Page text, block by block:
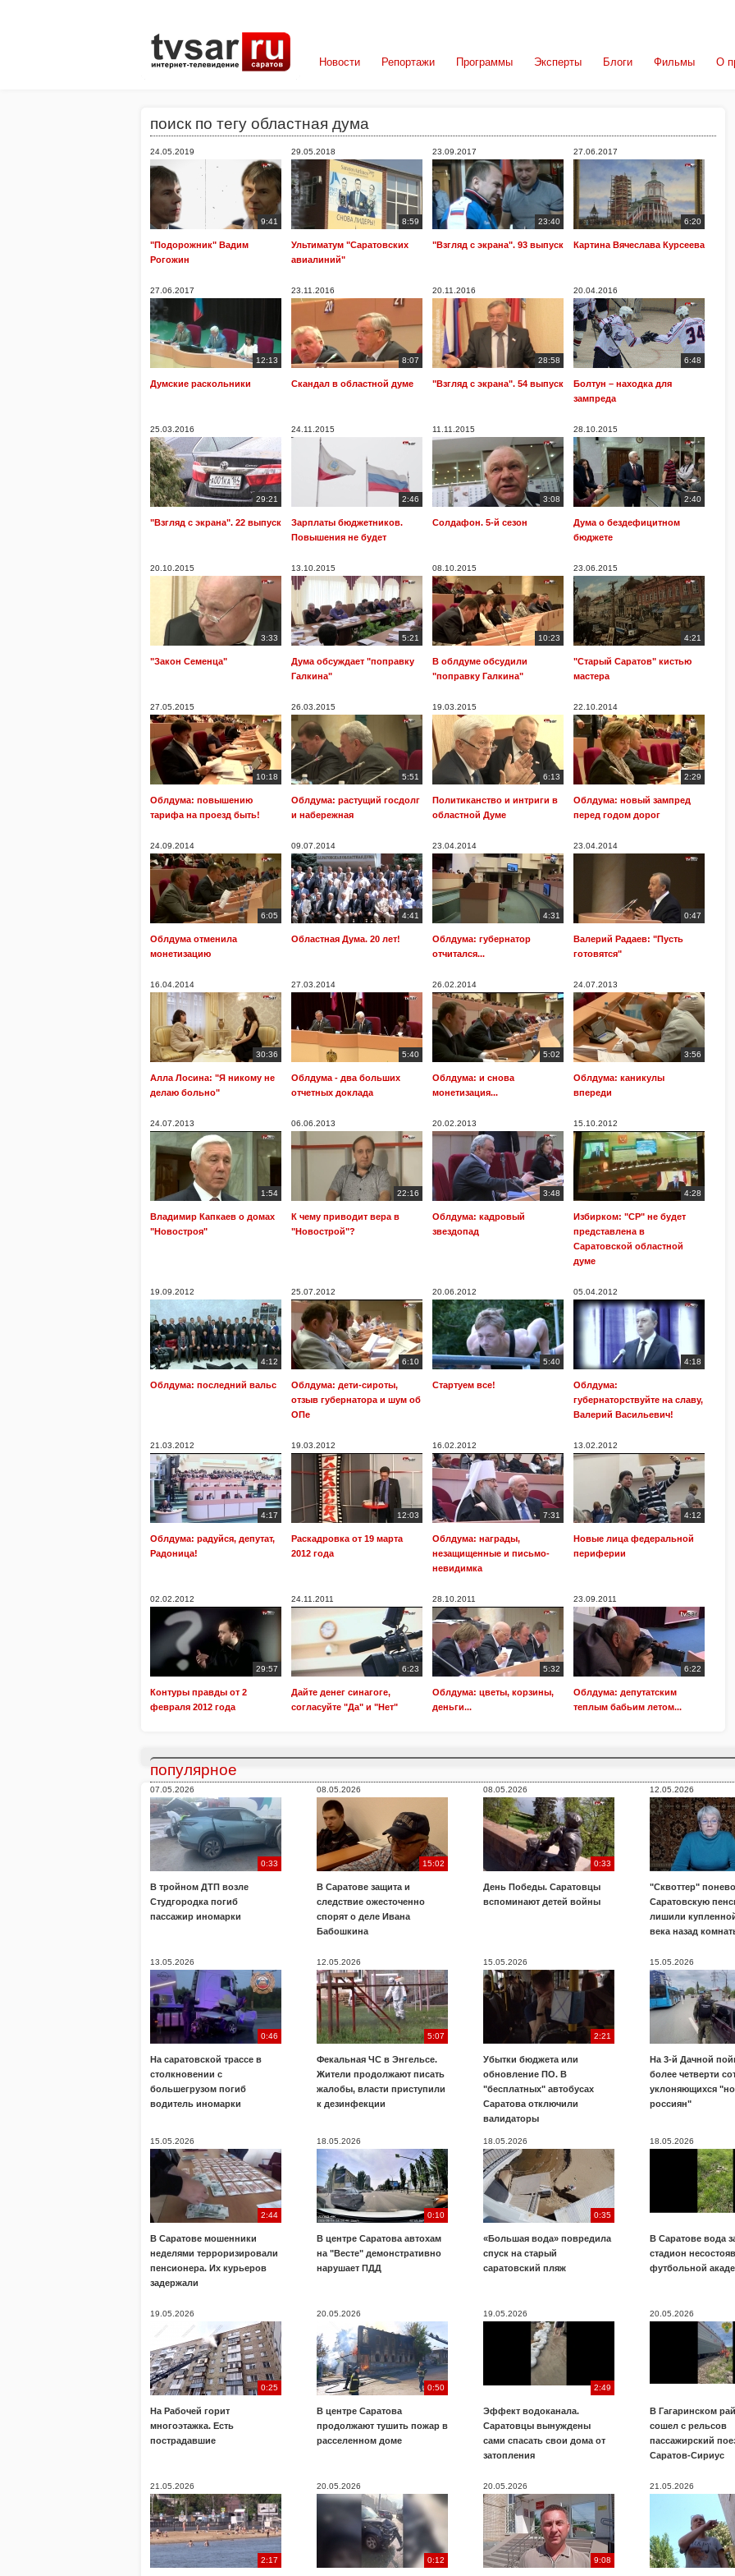
Новости Репортажи Программы Эксперты Блоги Фильмы О
поиск по тегу областная дума
24.05.2019
9:41
"Подорожник" Вадим
Рогожин
29.05.2018
8:59
Ультиматум "Саратовских
авиалиний"
23.09.2017
23:40
"Взгляд с экрана". 93 выпуск
27.06.2017
6:20
Картина Вячеслава Курсеева
27.06.2017
12:13
Думские раскольники
23.11.2016
8:07
Скандал в областной думе
20.11.2016
28:58
"Взгляд с экрана". 54 выпуск
20.04.2016
6:48
Болтун – находка для
зампреда
25.03.2016
29:21
"Взгляд с экрана". 22 выпуск
24.11.2015
2:46
Зарплаты бюджетников.
Повышения не будет
11.11.2015
3:08
Солдафон. 5-й сезон
28.10.2015
2:40
Дума о бездефицитном
бюджете
20.10.2015
3:33
"Закон Семенца"
13.10.2015
5:21
Дума обсуждает "поправку
Галкина"
08.10.2015
10:23
В облдуме обсудили
"поправку Галкина"
23.06.2015
4:21
"Старый Саратов" кистью
мастера
27.05.2015
10:18
Облдума: повышению
тарифа на проезд быть!
26.03.2015
5:51
Облдума: растущий госдолг
и набережная
19.03.2015
6:13
Политиканство и интриги в
областной Думе
22.10.2014
2:29
Облдума: новый зампред
перед годом дорог
24.09.2014
6:05
Облдума отменила
монетизацию
09.07.2014
4:41
Областная Дума. 20 лет!
23.04.2014
4:31
Облдума: губернатор
отчитался...
23.04.2014
0:47
Валерий Радаев: "Пусть
готовятся"
16.04.2014
30:36
Алла Лосина: "Я никому не
делаю больно"
27.03.2014
5:40
Облдума - два больших
отчетных доклада
26.02.2014
5:02
Облдума: и снова
монетизация...
24.07.2013
3:56
Облдума: каникулы
впереди
24.07.2013
1:54
Владимир Капкаев о домах
"Новостроя"
06.06.2013
22:16
К чему приводит вера в
"Новострой"?
20.02.2013
3:48
Облдума: кадровый
звездопад
15.10.2012
4:28
Избирком: "СР" не будет
представлена в
Саратовской областной
думе
19.09.2012
4:12
Облдума: последний вальс
25.07.2012
6:10
Облдума: дети-сироты,
отзыв губернатора и шум об
ОПе
20.06.2012
5:40
Стартуем все!
05.04.2012
4:18
Облдума:
губернаторствуйте на славу,
Валерий Васильевич!
21.03.2012
4:17
Облдума: радуйся, депутат,
Радоница!
19.03.2012
12:03
Раскадровка от 19 марта
2012 года
16.02.2012
7:31
Облдума: награды,
незащищенные и письмо-
невидимка
13.02.2012
4:12
Новые лица федеральной
периферии
02.02.2012
29:57
Контуры правды от 2
февраля 2012 года
24.11.2011
6:23
Дайте денег синагоге,
согласуйте "Да" и "Нет"
28.10.2011
5:32
Облдума: цветы, корзины,
деньги...
23.09.2011
6:22
Облдума: депутатским
теплым бабьим летом...
популярное
07.05.2026
0:33
В тройном ДТП возле
Студгородка погиб
пассажир иномарки
08.05.2026
15:02
В Саратове защита и
следствие ожесточенно
спорят о деле Ивана
Бабошкина
08.05.2026
0:33
День Победы. Саратовцы
вспоминают детей войны
12.05.2026
"Сквоттер"
Саратовскую
лишили
века назад
13.05.2026
0:46
На саратовской трассе в
столкновении с
большегрузом погиб
водитель иномарки
12.05.2026
5:07
Фекальная ЧС в Энгельсе.
Жители продолжают писать
жалобы, власти приступили
к дезинфекции
15.05.2026
2:21
Убытки бюджета или
обновление ПО. В
"бесплатных" автобусах
Саратова отключили
валидаторы
15.05.2026
На 3-й Дачной
более четверти
уклоняющихся
россиян"
15.05.2026
2:44
В Саратове мошенники
неделями терроризировали
пенсионера. Их курьеров
задержали
18.05.2026
0:10
В центре Саратова автохам
на "Весте" демонстративно
нарушает ПДД
18.05.2026
0:35
«Большая вода» повредила
спуск на старый
саратовский пляж
18.05.2026
В Саратове вода
стадион
футбольной
19.05.2026
0:25
На Рабочей горит
многоэтажка. Есть
пострадавшие
20.05.2026
0:50
В центре Саратова
продолжают тушить пожар в
расселенном доме
19.05.2026
2:49
Эффект водоканала.
Саратовцы вынуждены
сами спасать свои дома от
затопления
20.05.2026
В Гагаринском
сошел с рельсов
пассажирский
Саратов-Сириус
21.05.2026
2:17
20.05.2026
0:12
20.05.2026
9:08
21.05.2026